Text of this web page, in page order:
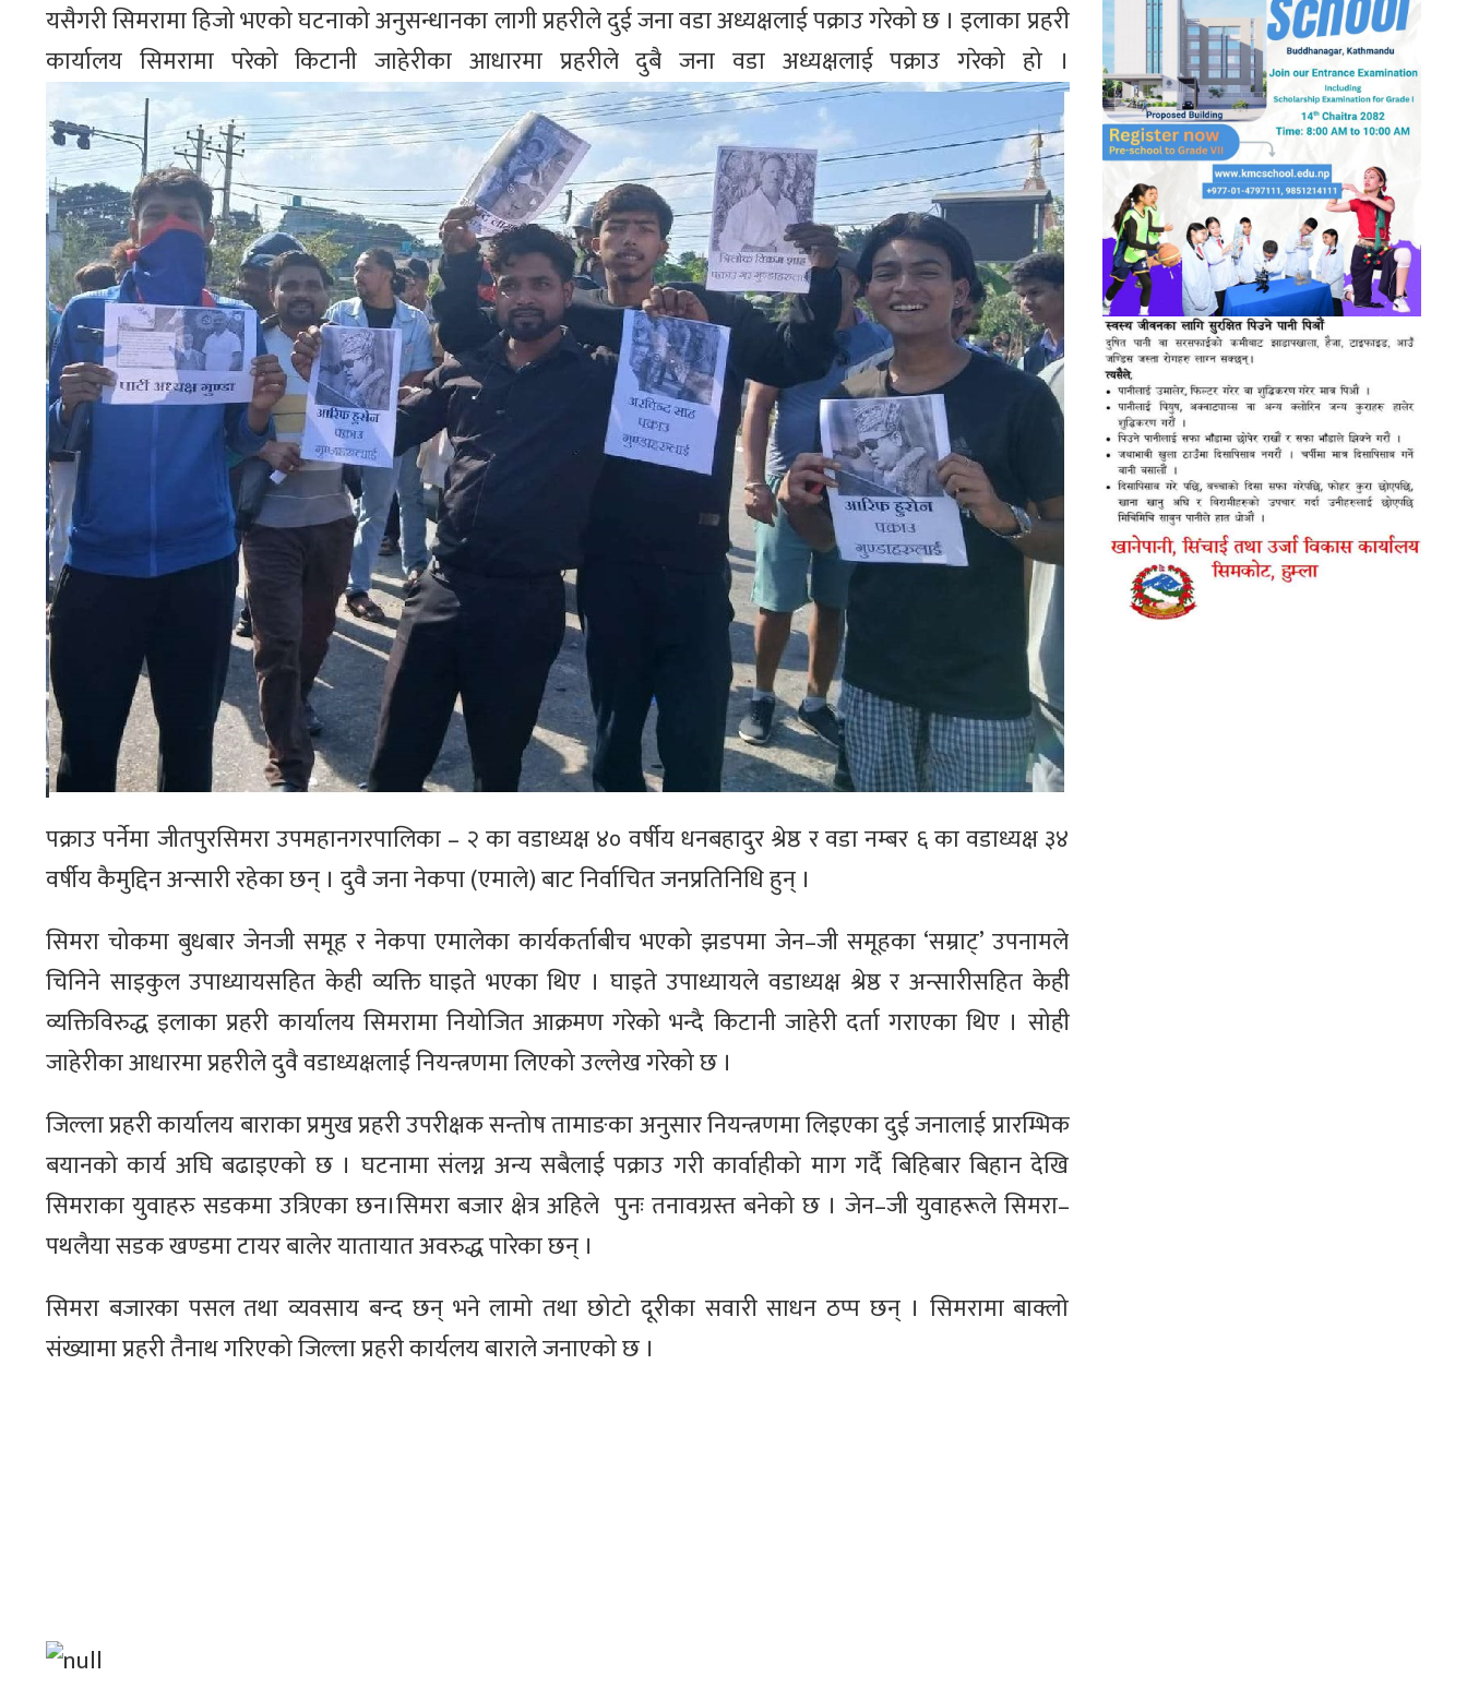
यसैगरी सिमरामा हिजो भएको घटनाको अनुसन्धानका लागी प्रहरीले दुई जना वडा अध्यक्षलाई पक्राउ गरेको छ । इलाका प्रहरी
कार्यालय सिमरामा परेको किटानी जाहेरीका आधारमा प्रहरीले दुबै जना वडा अध्यक्षलाई पक्राउ गरेको हो ।
पक्राउ पर्नेमा जीतपुरसिमरा उपमहानगरपालिका – २ का वडाध्यक्ष ४० वर्षीय धनबहादुर श्रेष्ठ र वडा नम्बर ६ का वडाध्यक्ष ३४
वर्षीय कैमुद्दिन अन्सारी रहेका छन् । दुवै जना नेकपा (एमाले) बाट निर्वाचित जनप्रतिनिधि हुन् ।
सिमरा चोकमा बुधबार जेनजी समूह र नेकपा एमालेका कार्यकर्ताबीच भएको झडपमा जेन–जी समूहका ‘सम्राट्’ उपनामले
चिनिने साइकुल उपाध्यायसहित केही व्यक्ति घाइते भएका थिए । घाइते उपाध्यायले वडाध्यक्ष श्रेष्ठ र अन्सारीसहित केही
व्यक्तिविरुद्ध इलाका प्रहरी कार्यालय सिमरामा नियोजित आक्रमण गरेको भन्दै किटानी जाहेरी दर्ता गराएका थिए । सोही
जाहेरीका आधारमा प्रहरीले दुवै वडाध्यक्षलाई नियन्त्रणमा लिएको उल्लेख गरेको छ ।
जिल्ला प्रहरी कार्यालय बाराका प्रमुख प्रहरी उपरीक्षक सन्तोष तामाङका अनुसार नियन्त्रणमा लिइएका दुई जनालाई प्रारम्भिक
बयानको कार्य अघि बढाइएको छ । घटनामा संलग्न अन्य सबैलाई पक्राउ गरी कार्वाहीको माग गर्दै बिहिबार बिहान देखि
सिमराका युवाहरु सडकमा उत्रिएका छन।सिमरा बजार क्षेत्र अहिले पुनः तनावग्रस्त बनेको छ । जेन–जी युवाहरूले सिमरा–
पथलैया सडक खण्डमा टायर बालेर यातायात अवरुद्ध पारेका छन् ।
सिमरा बजारका पसल तथा व्यवसाय बन्द छन् भने लामो तथा छोटो दूरीका सवारी साधन ठप्प छन् । सिमरामा बाक्लो
संख्यामा प्रहरी तैनाथ गरिएको जिल्ला प्रहरी कार्यलय बाराले जनाएको छ ।